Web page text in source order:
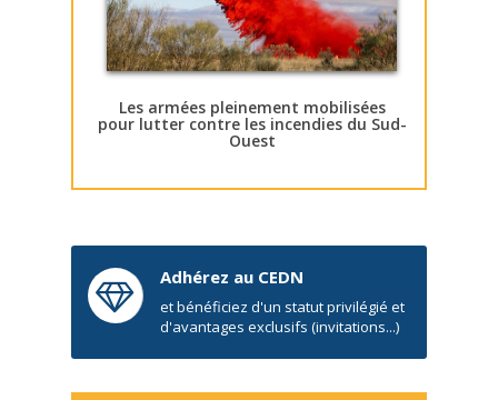
Les armées pleinement mobilisées
pour lutter contre les incendies du Sud-
Ouest
Adhérez au CEDN
et bénéficiez d'un statut privilégié et
d'avantages exclusifs (invitations...)